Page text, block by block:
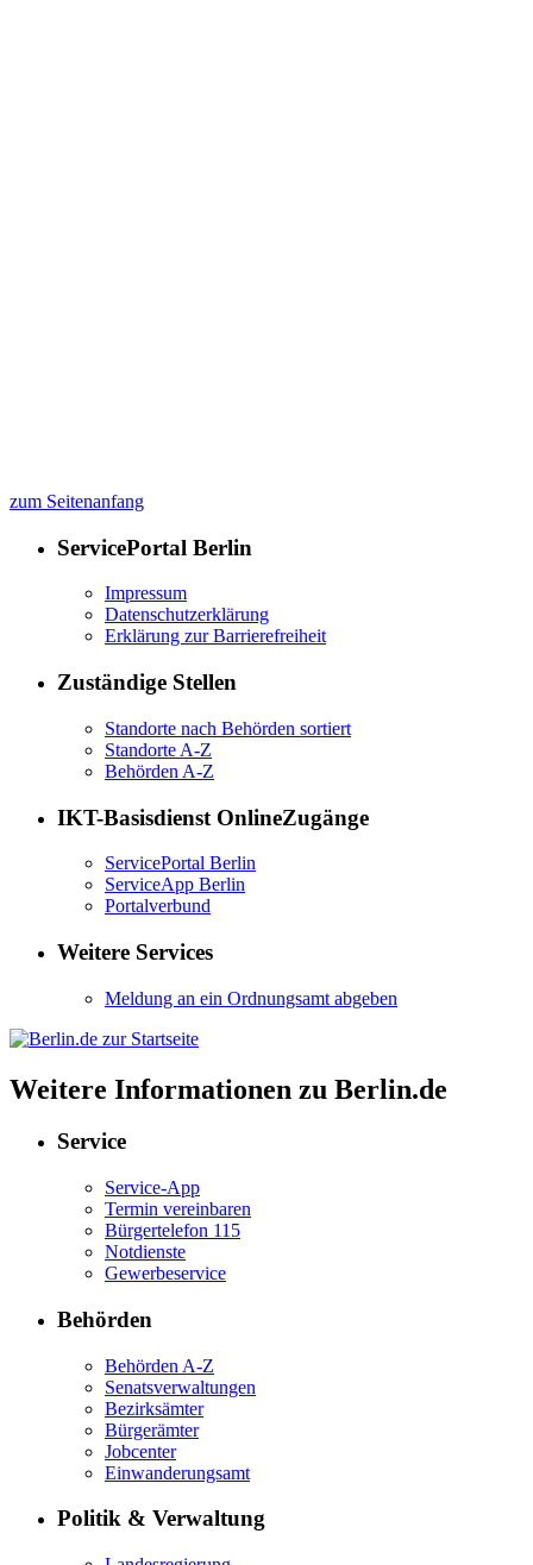
zum Seitenanfang
ServicePortal Berlin
Impressum
Datenschutzerklärung
Erklärung zur Barrierefreiheit
Zuständige Stellen
Standorte nach Behörden sortiert
Standorte A-Z
Behörden A-Z
IKT-Basisdienst OnlineZugänge
ServicePortal Berlin
ServiceApp Berlin
Portalverbund
Weitere Services
Meldung an ein Ordnungsamt abgeben
Weitere Informationen zu Berlin.de
Service
Service-App
Termin vereinbaren
Bürgertelefon 115
Notdienste
Gewerbeservice
Behörden
Behörden A-Z
Senatsverwaltungen
Bezirksämter
Bürgerämter
Jobcenter
Einwanderungsamt
Politik & Verwaltung